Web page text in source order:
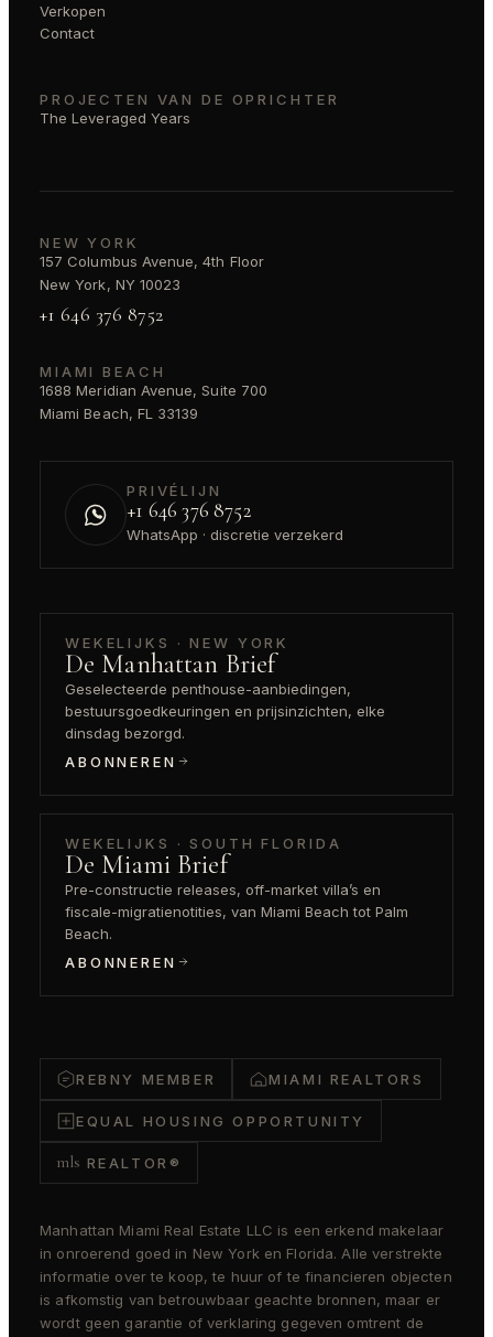
Verkopen
Contact
PROJECTEN VAN DE OPRICHTER
The Leveraged Years
NEW YORK
157 Columbus Avenue, 4th Floor
New York, NY 10023
+1 646 376 8752
MIAMI BEACH
1688 Meridian Avenue, Suite 700
Miami Beach, FL 33139
PRIVÉLIJN
+1 646 376 8752
WhatsApp · discretie verzekerd
WEKELIJKS · NEW YORK
De Manhattan Brief
Geselecteerde penthouse-aanbiedingen,
bestuursgoedkeuringen en prijsinzichten, elke
dinsdag bezorgd.
ABONNEREN
WEKELIJKS · SOUTH FLORIDA
De Miami Brief
Pre-constructie releases, off-market villa’s en
fiscale-migratienotities, van Miami Beach tot Palm
Beach.
ABONNEREN
REBNY MEMBER MIAMI REALTORS
EQUAL HOUSING OPPORTUNITY
mls REALTOR®
Manhattan Miami Real Estate LLC is een erkend makelaar
in onroerend goed in New York en Florida. Alle verstrekte
informatie over te koop, te huur of te financieren objecten
is afkomstig van betrouwbaar geachte bronnen, maar er
wordt geen garantie of verklaring gegeven omtrent de